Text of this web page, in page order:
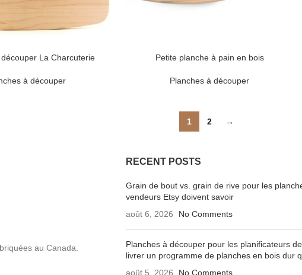
La Charcuterie
à découper
Petite planche à pain en bois
Planches à découper
1 2 →
au Canada.
RECENT POSTS
Grain de bout vs. grain de rive pour les
vendeurs Etsy doivent savoir
août 6, 2026
No Comments
Planches à découper pour les planificateurs
livrer un programme de planches en bois dur
août 5, 2026
No Comments